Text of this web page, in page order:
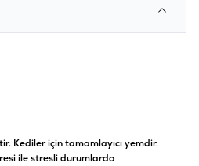
Kediler için tamamlayıcı yemdir.
ile stresli durumlarda